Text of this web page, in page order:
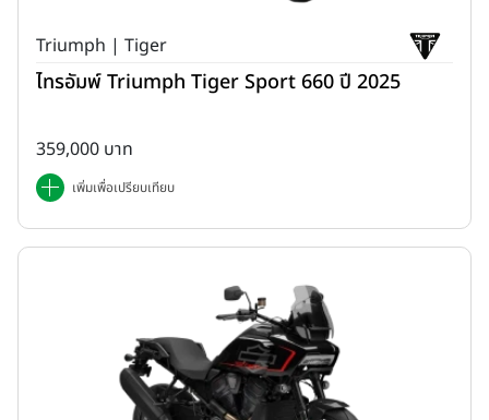
Triumph | Tiger
ไทรอัมพ์ Triumph Tiger Sport 660 ปี 2025
359,000 บาท
เพิ่มเพื่อเปรียบเทียบ